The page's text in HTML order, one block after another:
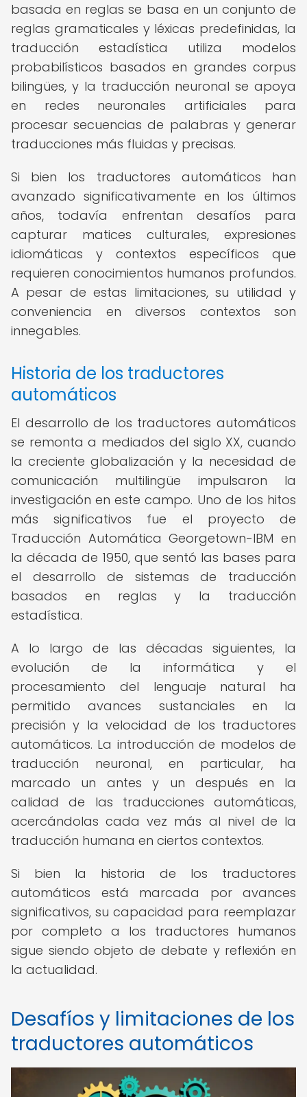
basada en reglas se basa en un conjunto de
reglas gramaticales y léxicas predefinidas, la
traducción estadística utiliza modelos
probabilísticos basados en grandes corpus
bilingües, y la traducción neuronal se apoya
en redes neuronales artificiales para
procesar secuencias de palabras y generar
traducciones más fluidas y precisas.
Si bien los traductores automáticos han
avanzado significativamente en los últimos
años, todavía enfrentan desafíos para
capturar matices culturales, expresiones
idiomáticas y contextos específicos que
requieren conocimientos humanos profundos.
A pesar de estas limitaciones, su utilidad y
conveniencia en diversos contextos son
innegables.
Historia de los traductores
automáticos
El desarrollo de los traductores automáticos
se remonta a mediados del siglo XX, cuando
la creciente globalización y la necesidad de
comunicación multilingüe impulsaron la
investigación en este campo. Uno de los hitos
más significativos fue el proyecto de
Traducción Automática Georgetown-IBM en
la década de 1950, que sentó las bases para
el desarrollo de sistemas de traducción
basados en reglas y la traducción
estadística.
A lo largo de las décadas siguientes, la
evolución de la informática y el
procesamiento del lenguaje natural ha
permitido avances sustanciales en la
precisión y la velocidad de los traductores
automáticos. La introducción de modelos de
traducción neuronal, en particular, ha
marcado un antes y un después en la
calidad de las traducciones automáticas,
acercándolas cada vez más al nivel de la
traducción humana en ciertos contextos.
Si bien la historia de los traductores
automáticos está marcada por avances
significativos, su capacidad para reemplazar
por completo a los traductores humanos
sigue siendo objeto de debate y reflexión en
la actualidad.
Desafíos y limitaciones de los
traductores automáticos